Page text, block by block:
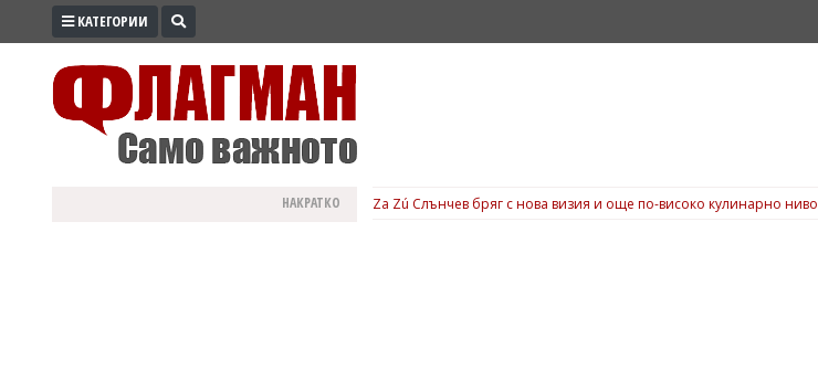
ПРОМО
КАТЕГОРИИ
НАКРАТКО Za Zú Слънчев бряг с нова визия и още по-високо кулинарно ниво